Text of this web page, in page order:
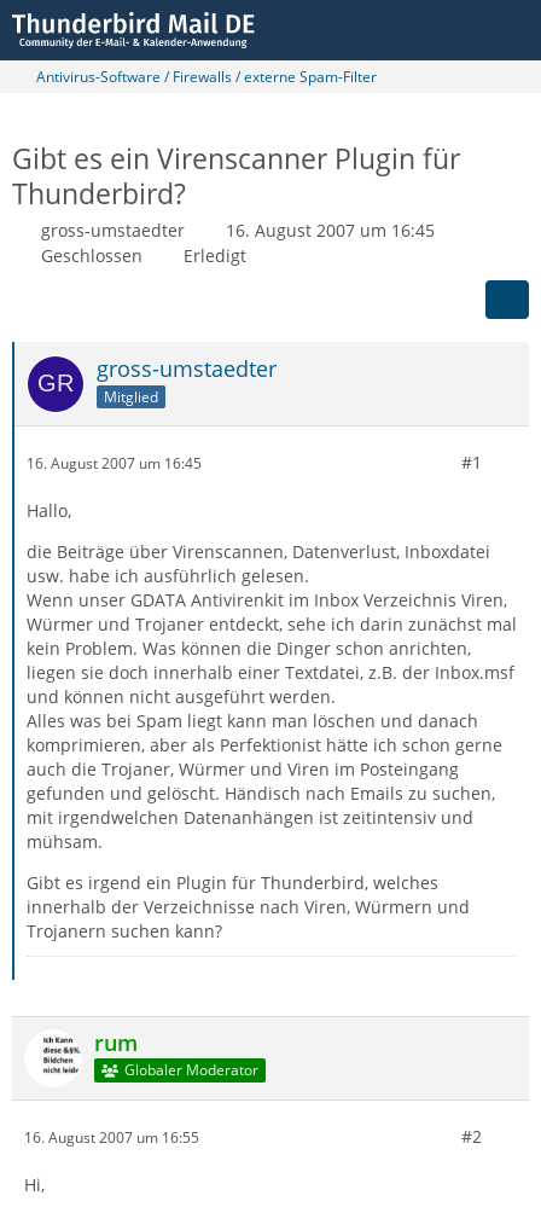
Antivirus-Software / Firewalls / externe Spam-Filter
Gibt es ein Virenscanner Plugin für
Thunderbird?
gross-umstaedter
16. August 2007 um 16:45
Geschlossen
Erledigt
gross-umstaedter
Mitglied
16. August 2007 um 16:45 #1
Hallo,
die Beiträge über Virenscannen, Datenverlust, Inboxdatei
usw. habe ich ausführlich gelesen.
Wenn unser GDATA Antivirenkit im Inbox Verzeichnis Viren,
Würmer und Trojaner entdeckt, sehe ich darin zunächst mal
kein Problem. Was können die Dinger schon anrichten,
liegen sie doch innerhalb einer Textdatei, z.B. der Inbox.msf
und können nicht ausgeführt werden.
Alles was bei Spam liegt kann man löschen und danach
komprimieren, aber als Perfektionist hätte ich schon gerne
auch die Trojaner, Würmer und Viren im Posteingang
gefunden und gelöscht. Händisch nach Emails zu suchen,
mit irgendwelchen Datenanhängen ist zeitintensiv und
mühsam.
Gibt es irgend ein Plugin für Thunderbird, welches
innerhalb der Verzeichnisse nach Viren, Würmern und
Trojanern suchen kann?
rum
Globaler Moderator
16. August 2007 um 16:55 #2
Hi,